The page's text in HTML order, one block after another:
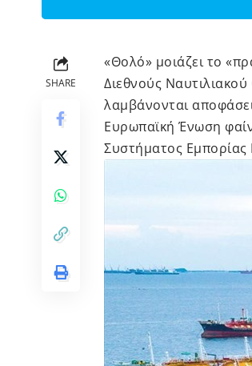
SHARE
«Θολό» μοιάζει το
Διεθνούς
λαμβάνονται
Ευρωπαϊκή Ένωση
Συστήματος